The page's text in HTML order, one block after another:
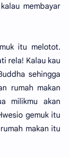
membayar
itu melotot.
rela! Kalau kau
sehingga
rumah makan
milikmu akan
gemuk itu
makan itu